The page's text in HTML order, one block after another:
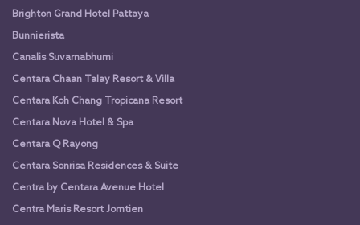
Brighton Grand Hotel Pattaya
Bunnierista
Canalis Suvarnabhumi
Centara Chaan Talay Resort & Villa
Centara Koh Chang Tropicana Resort
Centara Nova Hotel & Spa
Centara Q Rayong
Centara Sonrisa Residences & Suite
Centra by Centara Avenue Hotel
Centra Maris Resort Jomtien